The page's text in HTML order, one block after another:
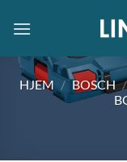
HJEM / BOSCH /